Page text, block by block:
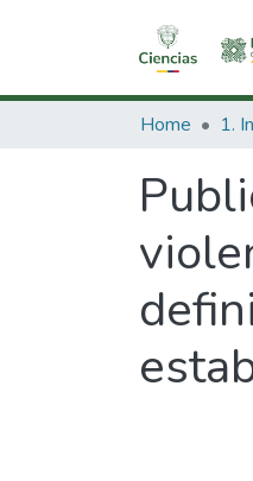
Home